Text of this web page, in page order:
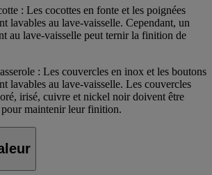
: Les cocottes en fonte et les poignées
lavables au lave-vaisselle. Cependant, un
au lave-vaisselle peut ternir la finition de
: Les couvercles en inox et les boutons
lavables au lave-vaisselle. Les couvercles
irisé, cuivre et nickel noir doivent être
maintenir leur finition.